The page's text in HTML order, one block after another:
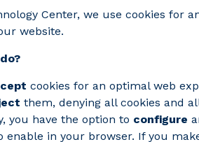
que se
de la
internacional para
Center, we use cookies for
website.
cookies for an optimal web
them, denying all cookies and
you have the option to configure
enable in your browser. If you